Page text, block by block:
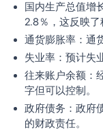
国内生产总值增
2.8％，这反映了
通货膨胀率 ：通
失业率 ：预计失
往来账户余额 ：
字但可以控制。
政府债务 ：政府
的财政责任。